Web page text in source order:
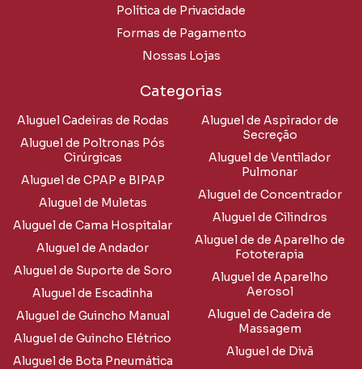
Política de Privacidade
Formas de Pagamento
Nossas Lojas
Categorias
Aluguel Cadeiras de Rodas
Aluguel de Poltronas Pós
Cirúrgicas
Aluguel de CPAP e BIPAP
Aluguel de Muletas
Aluguel de Cama Hospitalar
Aluguel de Andador
Aluguel de Suporte de Soro
Aluguel de Escadinha
Aluguel de Guincho Manual
Aluguel de Guincho Elétrico
Aluguel de Bota Pneumática
Aluguel de Aspirador de
Secreção
Aluguel de Ventilador
Pulmonar
Aluguel de Concentrador
Aluguel de Cilindros
Aluguel de de Aparelho de
Fototerapia
Aluguel de Aparelho
Aerosol
Aluguel de Cadeira de
Massagem
Aluguel de Divã